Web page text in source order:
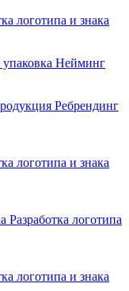
логотипа и знака
Нейминг
Ребрендинг
логотипа и знака
Разработка логотипа
логотипа и знака